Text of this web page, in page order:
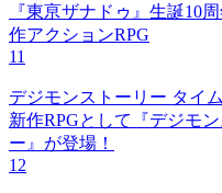
『東亰ザナドゥ』生誕10
作アクションRPG
11
デジモンストーリー タイ
新作RPGとして『デジモ
ー』が登場！
12